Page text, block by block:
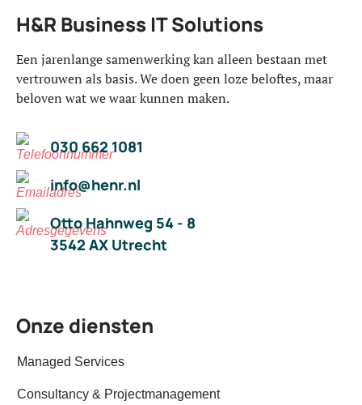
H&R Business IT Solutions
Een jarenlange samenwerking kan alleen bestaan met
vertrouwen als basis. We doen geen loze beloftes, maar
beloven wat we waar kunnen maken.
030 662 1081
info@henr.nl
Otto Hahnweg 54 - 8
3542 AX Utrecht
Onze diensten
Managed Services
Consultancy & Projectmanagement